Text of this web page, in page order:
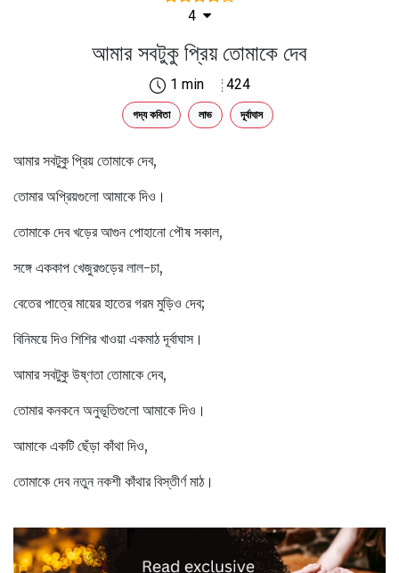
4
আমার সবটুকু প্রিয় তোমাকে দেব
1 min 424
গদ্য কবিতা লাভ দূর্বাঘাস
আমার সবটুকু প্রিয় তোমাকে দেব,
তোমার অপ্রিয়গুলো আমাকে দিও।
তোমাকে দেব খড়ের আগুন পোহানো পৌষ সকাল,
সঙ্গে এককাপ খেজুরগুড়ের লাল-চা,
বেতের পাত্রে মায়ের হাতের গরম মুড়িও দেব;
বিনিময়ে দিও শিশির খাওয়া একমাঠ দূর্বাঘাস।
আমার সবটুকু উষ্ণতা তোমাকে দেব,
তোমার কনকনে অনুভূতিগুলো আমাকে দিও।
আমাকে একটি ছেঁড়া কাঁথা দিও,
তোমাকে দেব নতুন নকশী কাঁথার বিস্তীর্ণ মাঠ।